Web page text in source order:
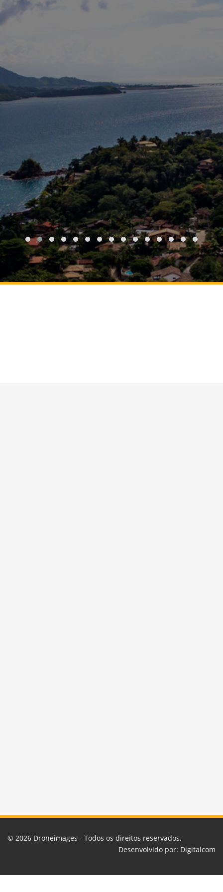
© 2026 Droneimages - Todos os direitos reservados.
Desenvolvido por: Digitalcom